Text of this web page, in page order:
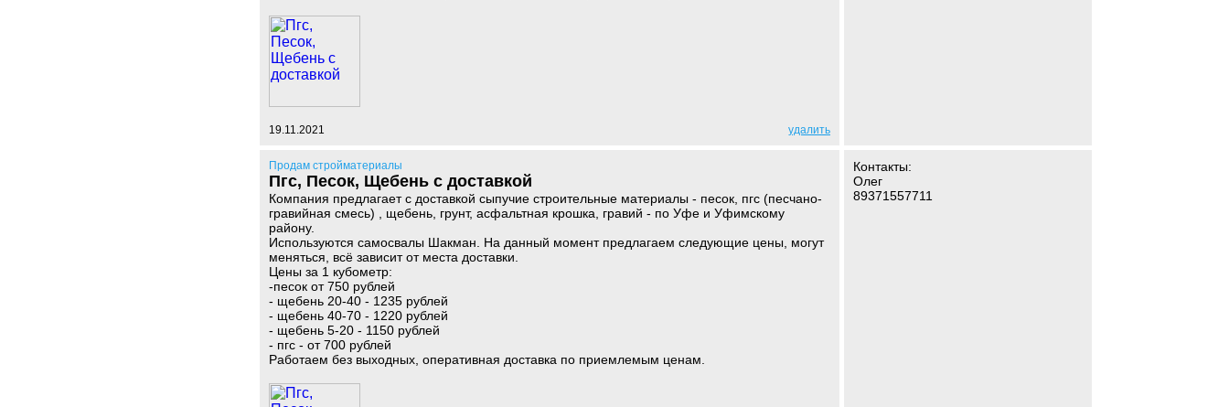
19.11.2021 удалить
Продам стройматериалы
Пгс, Песок, Щебень с доставкой
Компания предлагает с доставкой сыпучие строительные материалы - песок, пгс (песчано-
гравийная смесь) , щебень, грунт, асфальтная крошка, гравий - по Уфе и Уфимскому
району.
Используются самосвалы Шакман. На данный момент предлагаем следующие цены, могут
меняться, всё зависит от места доставки.
Цены за 1 кубометр:
-песок от 750 рублей
- щебень 20-40 - 1235 рублей
- щебень 40-70 - 1220 рублей
- щебень 5-20 - 1150 рублей
- пгс - от 700 рублей
Работаем без выходных, оперативная доставка по приемлемым ценам.
Контакты:
Олег
89371557711